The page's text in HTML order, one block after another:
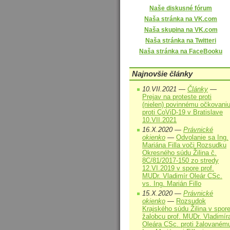
Naše diskusné fórum
Naša stránka na VK.com
Naša skupina na VK.com
Naša stránka na Twitteri
Naša stránka na FaceBooku
Najnovšie články
10.VII.2021 — Články —
Prejav na proteste proti
(nielen) povinnému očkovaniu
proti CoViD-19 v Bratislave
10.VII.2021
16.X.2020 — Právnické
okienko — Odvolanie sa Ing.
Mariána Filla voči Rozsudku
Okresného súdu Žilina č.
8C/81/2017-150 zo stredy
12.VI.2019 v spore prof.
MUDr. Vladimír Oleár CSc.
vs. Ing. Marián Fillo
15.X.2020 — Právnické
okienko — Rozsudok
Krajského súdu Žilina v spore
žalobcu prof. MUDr.
Oleára CSc. proti